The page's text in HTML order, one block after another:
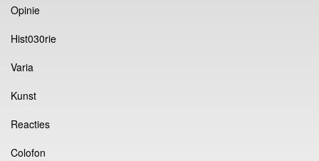
Opinie
Hist030rie
Varia
Kunst
Reacties
Colofon